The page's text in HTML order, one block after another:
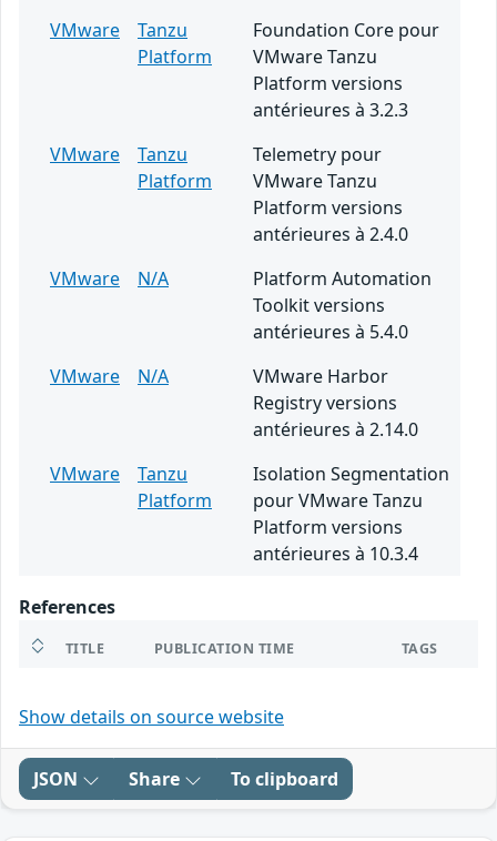
VMware
Tanzu
Platform
Foundation Core pour
VMware Tanzu
Platform versions
antérieures à 3.2.3
VMware
Tanzu
Platform
Telemetry pour
VMware Tanzu
Platform versions
antérieures à 2.4.0
VMware
N/A
Platform Automation
Toolkit versions
antérieures à 5.4.0
VMware
N/A
VMware Harbor
Registry versions
antérieures à 2.14.0
VMware
Tanzu
Platform
Isolation Segmentation
pour VMware Tanzu
Platform versions
antérieures à 10.3.4
References
TITLE PUBLICATION TIME TAGS
Show details on source website
JSON Share To clipboard